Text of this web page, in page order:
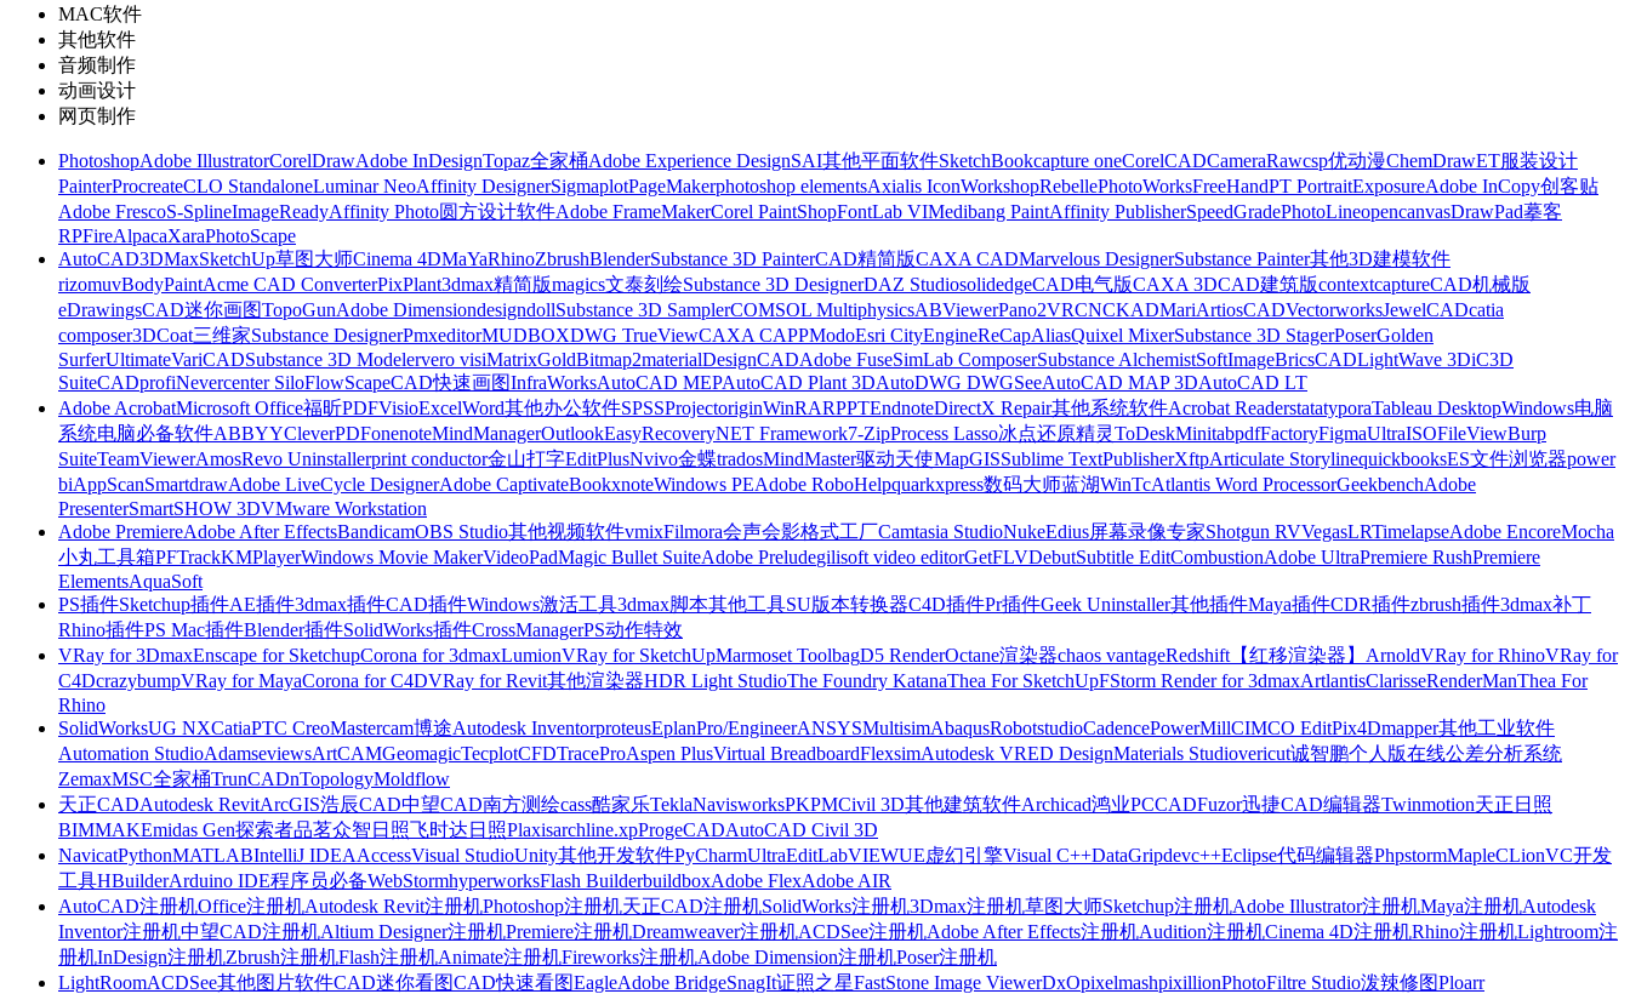
MAC软件
其他软件
音频制作
动画设计
网页制作
PhotoshopAdobe IllustratorCorelDrawAdobe InDesignTopaz全家桶Adobe Experience DesignSAI其他平面软件SketchBookcapture oneCorelCADCameraRawcsp优动漫ChemDrawET服装设计
PainterProcreateCLO StandaloneLuminar NeoAffinity DesignerSigmaplotPageMakerphotoshop elementsAxialis IconWorkshopRebellePhotoWorksFreeHandPT PortraitExposureAdobe InCopy创客贴
Adobe FrescoS-SplineImageReadyAffinity Photo圆方设计软件Adobe FrameMakerCorel PaintShopFontLab VIMedibang PaintAffinity PublisherSpeedGradePhotoLineopencanvasDrawPad摹客
RPFireAlpacaXaraPhotoScape
AutoCAD3DMaxSketchUp草图大师Cinema 4DMaYaRhinoZbrushBlenderSubstance 3D PainterCAD精简版CAXA CADMarvelous DesignerSubstance Painter其他3D建模软件
rizomuvBodyPaintAcme CAD ConverterPixPlant3dmax精简版magics文泰刻绘Substance 3D DesignerDAZ StudiosolidedgeCAD电气版CAXA 3DCAD建筑版contextcaptureCAD机械版
eDrawingsCAD迷你画图TopoGunAdobe DimensiondesigndollSubstance 3D SamplerCOMSOL MultiphysicsABViewerPano2VRCNCKADMariArtiosCADVectorworksJewelCADcatia
composer3DCoat三维家Substance DesignerPmxeditorMUDBOXDWG TrueViewCAXA CAPPModoEsri CityEngineReCapAliasQuixel MixerSubstance 3D StagerPoserGolden
SurferUltimateVariCADSubstance 3D Modelervero visiMatrixGoldBitmap2materialDesignCADAdobe FuseSimLab ComposerSubstance AlchemistSoftImageBricsCADLightWave 3DiC3D
SuiteCADprofiNevercenter SiloFlowScapeCAD快速画图InfraWorksAutoCAD MEPAutoCAD Plant 3DAutoDWG DWGSeeAutoCAD MAP 3DAutoCAD LT
Adobe AcrobatMicrosoft Office福昕PDFVisioExcelWord其他办公软件SPSSProjectoriginWinRARPPTEndnoteDirectX Repair其他系统软件Acrobat ReaderstatatyporaTableau DesktopWindows电脑
系统电脑必备软件ABBYYCleverPDFonenoteMindManagerOutlookEasyRecoveryNET Framework7-ZipProcess Lasso冰点还原精灵ToDeskMinitabpdfFactoryFigmaUltraISOFileViewBurp
SuiteTeamViewerAmosRevo Uninstallerprint conductor金山打字EditPlusNvivo金蝶tradosMindMaster驱动天使MapGISSublime TextPublisherXftpArticulate StorylinequickbooksES文件浏览器power
biAppScanSmartdrawAdobe LiveCycle DesignerAdobe CaptivateBookxnoteWindows PEAdobe RoboHelpquarkxpress数码大师蓝湖WinTcAtlantis Word ProcessorGeekbenchAdobe
PresenterSmartSHOW 3DVMware Workstation
Adobe PremiereAdobe After EffectsBandicamOBS Studio其他视频软件vmixFilmora会声会影格式工厂Camtasia StudioNukeEdius屏幕录像专家Shotgun RVVegasLRTimelapseAdobe EncoreMocha
小丸工具箱PFTrackKMPlayerWindows Movie MakerVideoPadMagic Bullet SuiteAdobe Preludegilisoft video editorGetFLVDebutSubtitle EditCombustionAdobe UltraPremiere RushPremiere
ElementsAquaSoft
PS插件Sketchup插件AE插件3dmax插件CAD插件Windows激活工具3dmax脚本其他工具SU版本转换器C4D插件Pr插件Geek Uninstaller其他插件Maya插件CDR插件zbrush插件3dmax补丁
Rhino插件PS Mac插件Blender插件SolidWorks插件CrossManagerPS动作特效
VRay for 3DmaxEnscape for SketchupCorona for 3dmaxLumionVRay for SketchUpMarmoset ToolbagD5 RenderOctane渲染器chaos vantageRedshift【红移渲染器】 ArnoldVRay for RhinoVRay for
C4DcrazybumpVRay for MayaCorona for C4DVRay for Revit其他渲染器HDR Light StudioThe Foundry KatanaThea For SketchUpFStorm Render for 3dmaxArtlantisClarisseRenderManThea For
Rhino
SolidWorksUG NXCatiaPTC CreoMastercam博途Autodesk InventorproteusEplanPro/EngineerANSYSMultisimAbaqusRobotstudioCadencePowerMillCIMCO EditPix4Dmapper其他工业软件
Automation StudioAdamseviewsArtCAMGeomagicTecplotCFDTraceProAspen PlusVirtual BreadboardFlexsimAutodesk VRED DesignMaterials Studiovericut诚智鹏个人版在线公差分析系统
ZemaxMSC全家桶TrunCADnTopologyMoldflow
天正CADAutodesk RevitArcGIS浩辰CAD中望CAD南方测绘cass酷家乐TeklaNavisworksPKPMCivil 3D其他建筑软件Archicad鸿业PCCADFuzor迅捷CAD编辑器Twinmotion天正日照
BIMMAKEmidas Gen探索者品茗众智日照飞时达日照Plaxisarchline.xpProgeCADAutoCAD Civil 3D
NavicatPythonMATLABIntelliJ IDEAAccessVisual StudioUnity其他开发软件PyCharmUltraEditLabVIEWUE虚幻引擎Visual C++DataGripdevc++Eclipse代码编辑器PhpstormMapleCLionVC开发
工具HBuilderArduino IDE程序员必备WebStormhyperworksFlash BuilderbuildboxAdobe FlexAdobe AIR
AutoCAD注册机Office注册机Autodesk Revit注册机Photoshop注册机天正CAD注册机SolidWorks注册机3Dmax注册机草图大师Sketchup注册机Adobe Illustrator注册机Maya注册机Autodesk
Inventor注册机中望CAD注册机Altium Designer注册机Premiere注册机Dreamweaver注册机ACDSee注册机Adobe After Effects注册机Audition注册机Cinema 4D注册机Rhino注册机Lightroom注
册机InDesign注册机Zbrush注册机Flash注册机Animate注册机Fireworks注册机Adobe Dimension注册机Poser注册机
LightRoomACDSee其他图片软件CAD迷你看图CAD快速看图EagleAdobe BridgeSnagIt证照之星FastStone Image ViewerDxOpixelmashpixillionPhotoFiltre Studio泼辣修图Ploarr